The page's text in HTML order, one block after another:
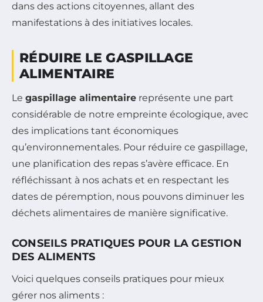
dans des actions citoyennes, allant des
manifestations à des initiatives locales.
RÉDUIRE LE GASPILLAGE
ALIMENTAIRE
Le gaspillage alimentaire représente une part
considérable de notre empreinte écologique, avec
des implications tant économiques
qu’environnementales. Pour réduire ce gaspillage,
une planification des repas s’avère efficace. En
réfléchissant à nos achats et en respectant les
dates de péremption, nous pouvons diminuer les
déchets alimentaires de manière significative.
CONSEILS PRATIQUES POUR LA GESTION
DES ALIMENTS
Voici quelques conseils pratiques pour mieux
gérer nos aliments :